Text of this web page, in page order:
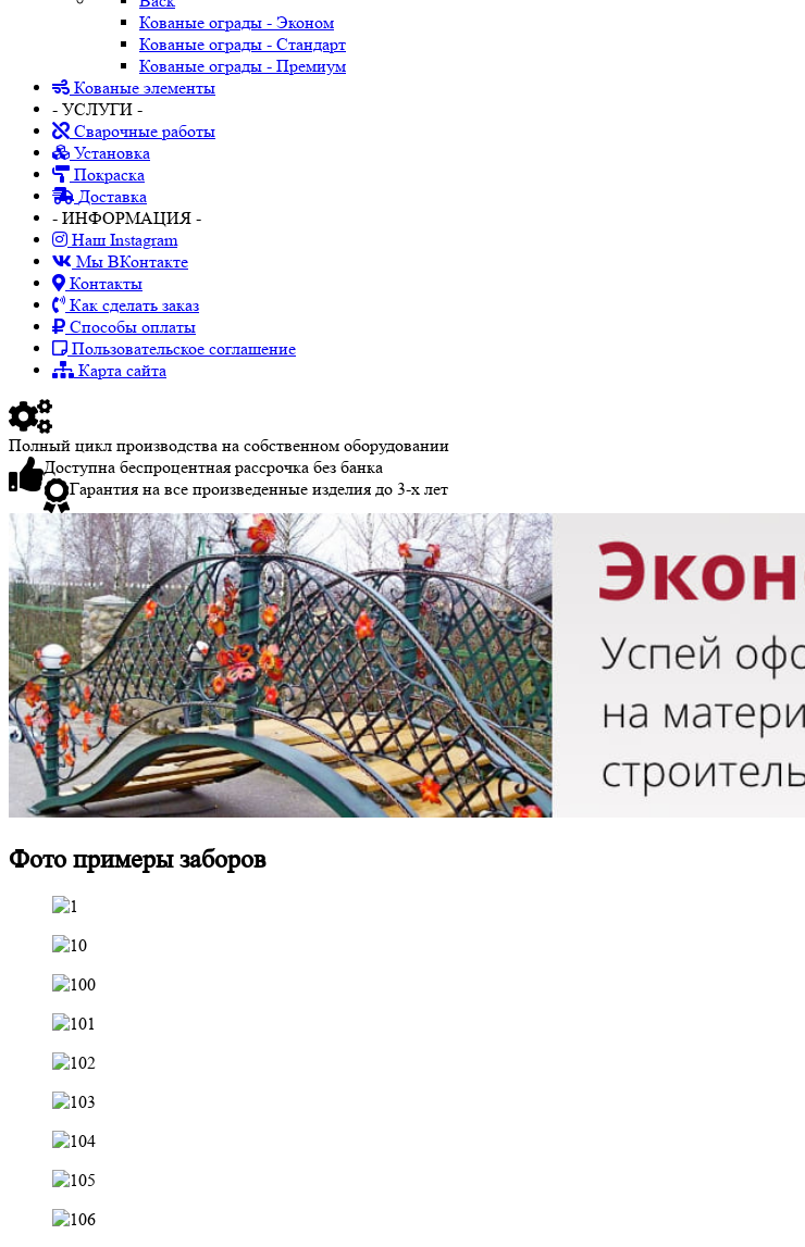
Кованые ограды - Эконом
Кованые ограды - Стандарт
Кованые ограды - Премиум
Кованые элементы
- УСЛУГИ -
Сварочные работы
Установка
Покраска
Доставка
- ИНФОРМАЦИЯ -
Наш Instagram
Мы ВКонтакте
Контакты
Как сделать заказ
Способы оплаты
Пользовательское соглашение
Карта сайта
Полный цикл производства на собственном оборудовании
Доступна беспроцентная рассрочка без банка
Гарантия на все произведенные изделия до 3-х лет
Фото примеры заборов